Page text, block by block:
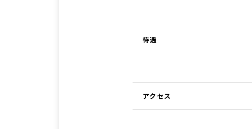
待遇
アクセス